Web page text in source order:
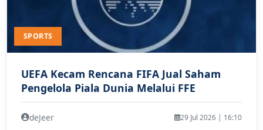
SPORTS
UEFA Kecam Rencana FIFA Jual Saham
Pengelola Piala Dunia Melalui FFE
deJeer 29 Jul 2026 | 16:10